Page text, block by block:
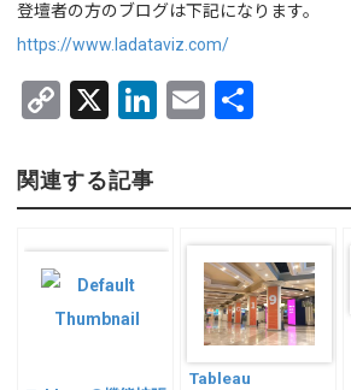
登壇者の方のブログは下記になります。
https://www.ladataviz.com/
C
py
Li
n
k
X
Li
dI
n
E
関連する記事
Tableau